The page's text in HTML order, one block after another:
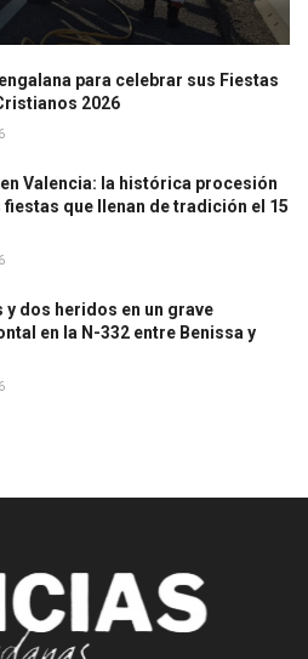
para celebrar sus Fiestas
2026
Valencia: la histórica procesión
fiestas que llenan de tradición el 15
y dos heridos en un grave
en la N-332 entre Benissa y